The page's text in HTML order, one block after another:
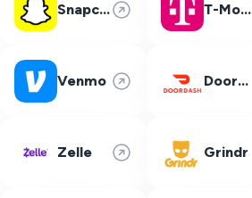
Snapchat T-Mobile
Venmo DoorDash
Zelle Grindr